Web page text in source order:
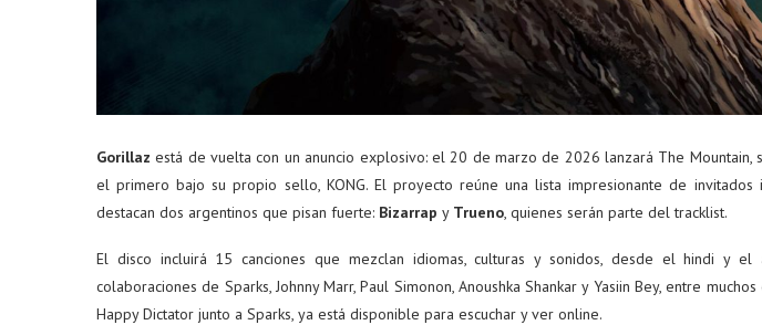
Gorillaz está de vuelta con un anuncio explosivo: el 20 de marzo de 2026 lanzará The Mountain,
el primero bajo su propio sello, KONG. El proyecto reúne una lista impresionante de invitados
destacan dos argentinos que pisan fuerte: Bizarrap y Trueno , quienes serán parte del tracklist.
El disco incluirá 15 canciones que mezclan idiomas, culturas y sonidos, desde el hindi y el
colaboraciones de Sparks, Johnny Marr, Paul Simonon, Anoushka Shankar y Yasiin Bey, entre
Happy Dictator junto a Sparks, ya está disponible para escuchar y ver online.